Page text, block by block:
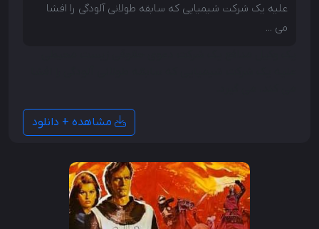
علیه یک شرکت شیمیایی که سابقه طولانی آلودگی را افشا
می ...
مشاهده + دانلود